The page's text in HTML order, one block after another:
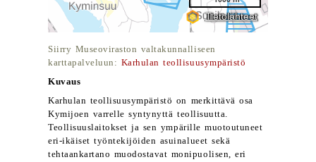
Siirry Museoviraston valtakunnalliseen
karttapalveluun: Karhulan teollisuusympäristö
Kuvaus
Karhulan teollisuusympäristö on merkittävä osa
Kymijoen varrelle syntynyttä teollisuutta.
Teollisuuslaitokset ja sen ympärille muotoutuneet
eri-ikäiset työntekijöiden asuinalueet sekä
tehtaankartano muodostavat monipuolisen, eri